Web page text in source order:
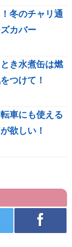
冬のチャリ通
カバー
き水煮缶は燃
つけて！
車にも使える
欲しい！
facebook